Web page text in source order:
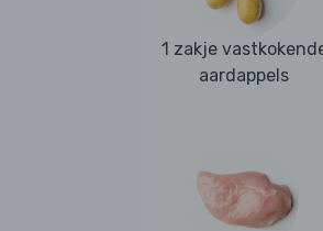
1 zakje
aardappels